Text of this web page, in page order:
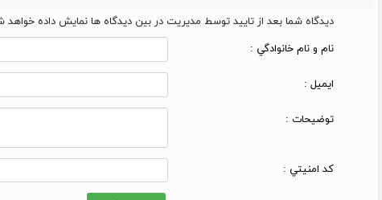
دیدگاه شما بعد از تایید توسط مدیریت در بین دیدگاه ها نمایش داده خواهد
نام و نام خانوادگي :
ایمیل :
توضیحات :
کد امنيتي :